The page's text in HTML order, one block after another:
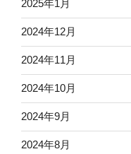
2025年1月
2024年12月
2024年11月
2024年10月
2024年9月
2024年8月